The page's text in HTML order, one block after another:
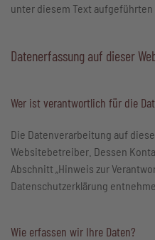
unter diesem Text aufgeführten
Datenerfassung auf dieser
Wer ist verantwortlich für die
Die Datenverarbeitung auf
Websitebetreiber. Dessen
Abschnitt „Hinweis zur
Datenschutzerklärung
Wie erfassen wir Ihre Daten?